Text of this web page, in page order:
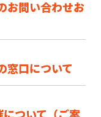
お問い合わせお
窓口について